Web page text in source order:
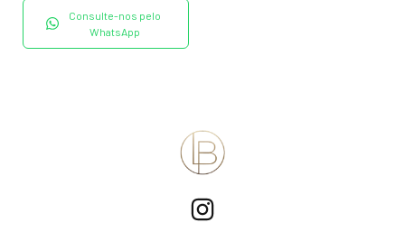
Consulte-nos pelo
WhatsApp